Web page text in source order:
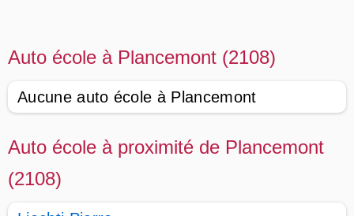
Auto école à Plancemont (2108)
Aucune auto école à Plancemont
Auto école à proximité de Plancemont
(2108)